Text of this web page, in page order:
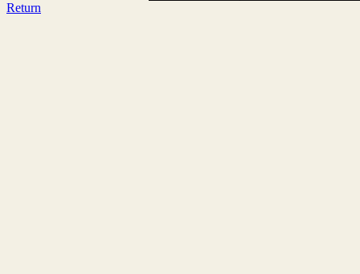
Return